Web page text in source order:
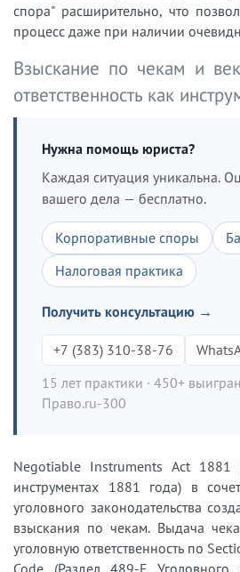
спора" расширительно, что
процесс даже при наличии
Взыскание по чекам и
ответственность как
Нужна помощь юриста?
Каждая ситуация уникальна.
вашего дела — бесплатно.
Корпоративные споры
Налоговая практика
Получить консультацию →
+7 (383) 310-38-76
15 лет практики · 450+
Право.ru-300
Negotiable Instruments Act 1881
инструментах 1881 года) в
уголовного законодательства
взыскания по чекам. Выдача
уголовную ответственность по
Code (Раздел 489-F Уголовного